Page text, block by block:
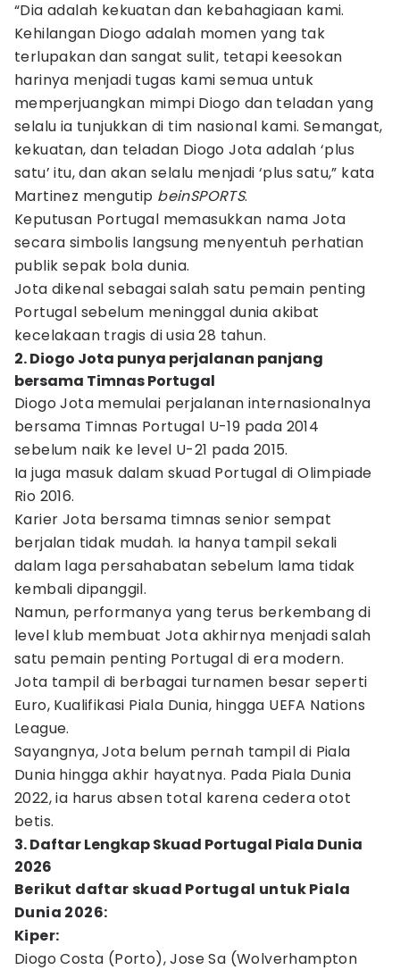
“Dia adalah kekuatan dan kebahagiaan kami.
Kehilangan Diogo adalah momen yang tak
terlupakan dan sangat sulit, tetapi keesokan
harinya menjadi tugas kami semua untuk
memperjuangkan mimpi Diogo dan teladan yang
selalu ia tunjukkan di tim nasional kami. Semangat,
kekuatan, dan teladan Diogo Jota adalah ‘plus
satu’ itu, dan akan selalu menjadi ‘plus satu,” kata
Martinez mengutip beinSPORTS.
Keputusan Portugal memasukkan nama Jota
secara simbolis langsung menyentuh perhatian
publik sepak bola dunia.
Jota dikenal sebagai salah satu pemain penting
Portugal sebelum meninggal dunia akibat
kecelakaan tragis di usia 28 tahun.
2. Diogo Jota punya perjalanan panjang
bersama Timnas Portugal
Diogo Jota memulai perjalanan internasionalnya
bersama Timnas Portugal U-19 pada 2014
sebelum naik ke level U-21 pada 2015.
Ia juga masuk dalam skuad Portugal di Olimpiade
Rio 2016.
Karier Jota bersama timnas senior sempat
berjalan tidak mudah. Ia hanya tampil sekali
dalam laga persahabatan sebelum lama tidak
kembali dipanggil.
Namun, performanya yang terus berkembang di
level klub membuat Jota akhirnya menjadi salah
satu pemain penting Portugal di era modern.
Jota tampil di berbagai turnamen besar seperti
Euro, Kualifikasi Piala Dunia, hingga UEFA Nations
League.
Sayangnya, Jota belum pernah tampil di Piala
Dunia hingga akhir hayatnya. Pada Piala Dunia
2022, ia harus absen total karena cedera otot
betis.
3. Daftar Lengkap Skuad Portugal Piala Dunia
2026
Berikut daftar skuad Portugal untuk Piala
Dunia 2026:
Kiper:
Diogo Costa (Porto), Jose Sa (Wolverhampton